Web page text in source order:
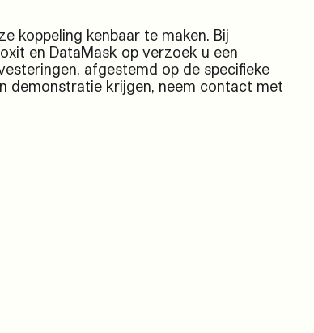
koppeling kenbaar te maken. Bij
en DataMask op verzoek u een
afgestemd op de specifieke
demonstratie krijgen, neem contact met